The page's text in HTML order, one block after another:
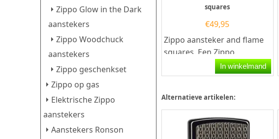
Zippo Glow in the Dark
aanstekers
Zippo Woodchuck
aanstekers
Zippo geschenkset
Zippo op gas
Elektrische Zippo
aanstekers
Aanstekers Ronson
squares
€49,95
Zippo aansteker and flame
squares. Een Zippo
aansteker is een kwalitatief
goede aansteker met de...
In winkelmand
Alternatieve artikelen: